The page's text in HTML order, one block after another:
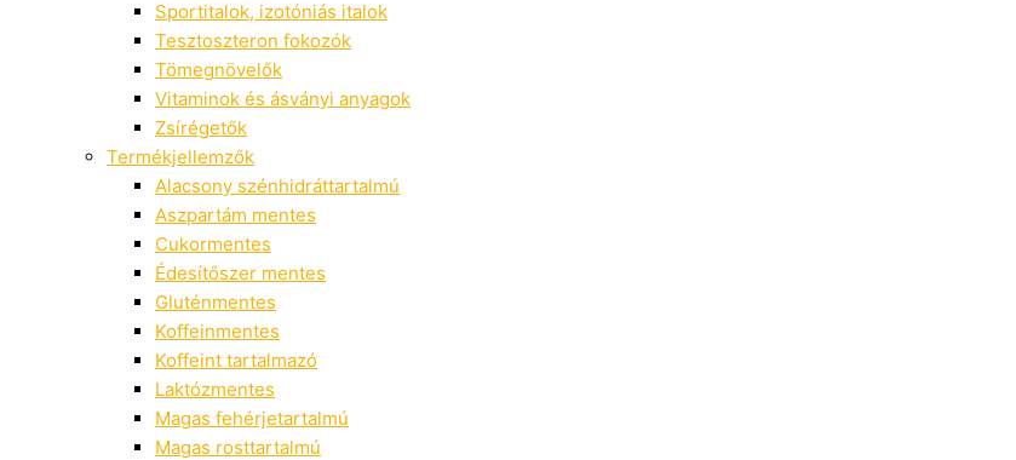
Sportitalok, izotóniás italok
Tesztoszteron fokozók
Tömegnövelők
Vitaminok és ásványi anyagok
Zsírégetők
Termékjellemzők
Alacsony szénhidráttartalmú
Aszpartám mentes
Cukormentes
Édesítőszer mentes
Gluténmentes
Koffeinmentes
Koffeint tartalmazó
Laktózmentes
Magas fehérjetartalmú
Magas rosttartalmú